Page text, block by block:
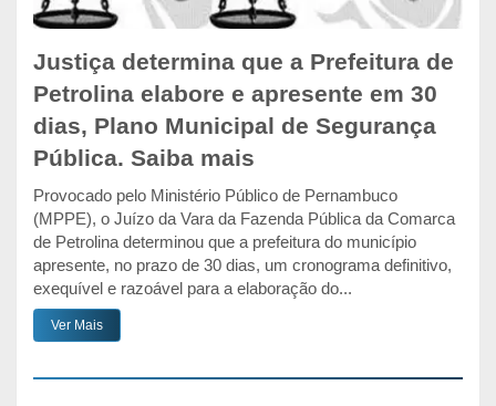
Justiça determina que a Prefeitura de
Petrolina elabore e apresente em 30
dias, Plano Municipal de Segurança
Pública. Saiba mais
Provocado pelo Ministério Público de Pernambuco
(MPPE), o Juízo da Vara da Fazenda Pública da Comarca
de Petrolina determinou que a prefeitura do município
apresente, no prazo de 30 dias, um cronograma definitivo,
exequível e razoável para a elaboração do...
Ver Mais